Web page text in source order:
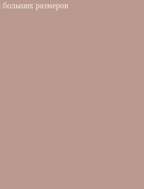
больших размеров